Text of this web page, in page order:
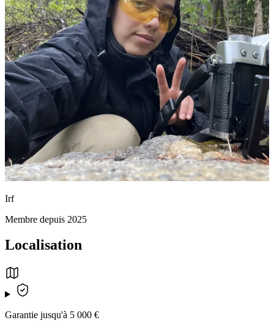
Irf
Membre depuis 2025
Localisation
Garantie jusqu'à 5 000 €